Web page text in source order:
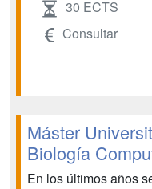
30 ECTS
Consultar
Máster
Biología
En los últimos años